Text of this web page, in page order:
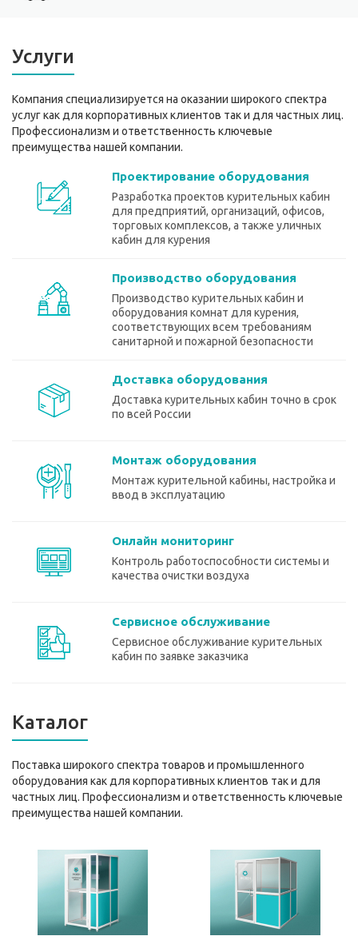
Услуги
Компания специализируется на оказании широкого спектра
услуг как для корпоративных клиентов так и для частных лиц.
Профессионализм и ответственность ключевые
преимущества нашей компании.
Проектирование оборудования
Разработка проектов курительных кабин
для предприятий, организаций, офисов,
торговых комплексов, а также уличных
кабин для курения
Производство оборудования
Производство курительных кабин и
оборудования комнат для курения,
соответствующих всем требованиям
санитарной и пожарной безопасности
Доставка оборудования
Доставка курительных кабин точно в срок
по всей России
Монтаж оборудования
Монтаж курительной кабины, настройка и
ввод в эксплуатацию
Онлайн мониторинг
Контроль работоспособности системы и
качества очистки воздуха
Сервисное обслуживание
Сервисное обслуживание курительных
кабин по заявке заказчика
Каталог
Поставка широкого спектра товаров и промышленного
оборудования как для корпоративных клиентов так и для
частных лиц. Профессионализм и ответственность ключевые
преимущества нашей компании.